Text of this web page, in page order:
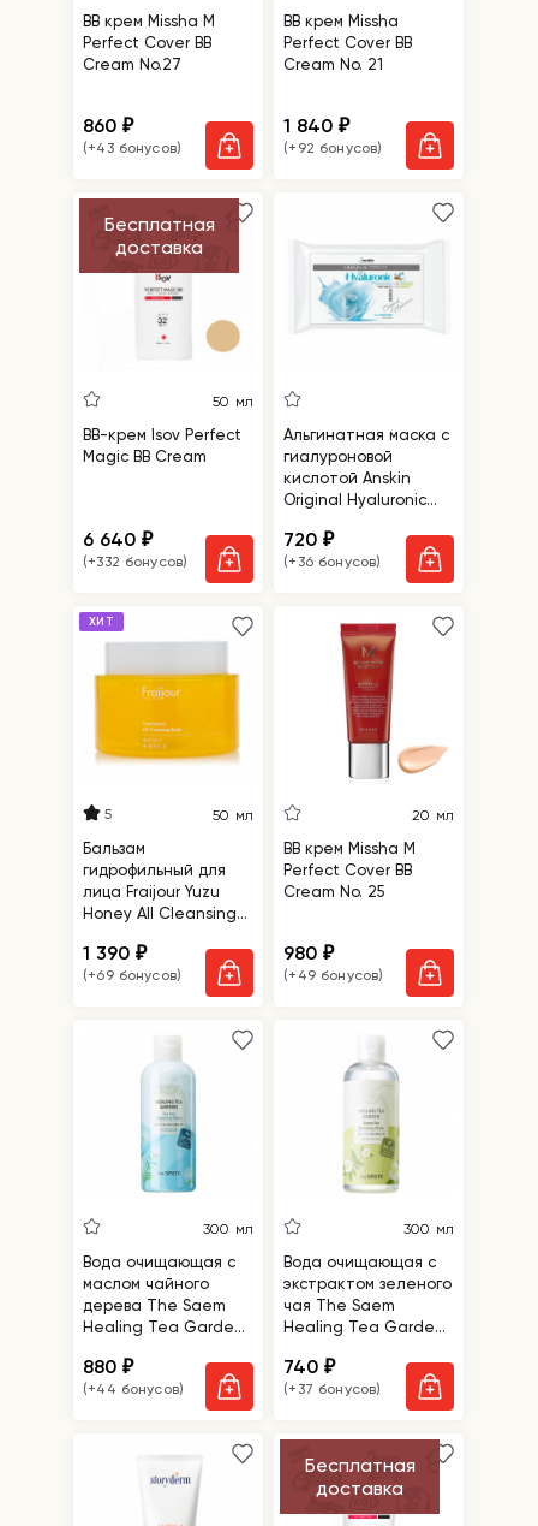
BB крем Missha M
Perfect Cover BB
Cream No.27
860₽
(+43 бонусов)
BB крем Missha
Perfect Cover BB
Cream No. 21
1 840₽
(+92 бонусов)
Бесплатная
доставка
50 мл
BB-крем Isov Perfect
Magic BB Cream
6 640₽
(+332 бонусов)
Альгинатная маска с
гиалуроновой
кислотой Anskin
Original Hyaluronic
720₽
(+36 бонусов)
ХИТ
5 50 мл
Бальзам
гидрофильный для
лица Fraijour Yuzu
Honey All Cleansing
1 390₽
(+69 бонусов)
20 мл
ВВ крем Missha M
Perfect Cover BB
Cream No. 25
980₽
(+49 бонусов)
300 мл
Вода очищающая с
маслом чайного
дерева The Saem
Healing Tea Garden
Water
880₽
(+44 бонусов)
300 мл
Вода очищающая с
экстрактом зеленого
чая The Saem
Healing Tea Garden
Water
740₽
(+37 бонусов)
Бесплатная
доставка